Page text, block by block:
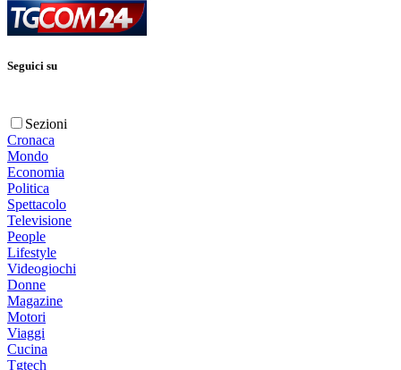
Seguici su
Sezioni
Cronaca
Mondo
Economia
Politica
Spettacolo
Televisione
People
Lifestyle
Videogiochi
Donne
Magazine
Motori
Viaggi
Cucina
Tgtech